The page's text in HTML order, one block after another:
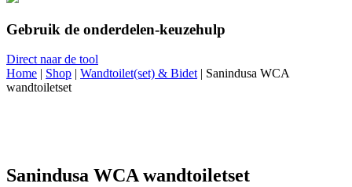
Gebruik de onderdelen-keuzehulp
Direct naar de tool
Home | Shop | Wandtoilet(set) & Bidet | Sanindusa WCA
wandtoiletset
Sanindusa WCA wandtoiletset